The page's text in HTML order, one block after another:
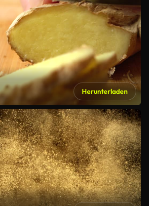
Herunterladen